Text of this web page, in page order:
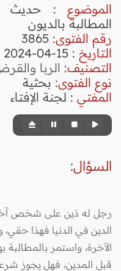
الموضوع : حديث
المطالبة بالديون
رقم الفتوى:
3865
التاريخ : 15-04-2024
التصنيف: الربا
نوع الفتوى: بحثية
المفتي : لجنة الإفتاء
السؤال:
رجل له دَين على شخص
الدين في الدنيا فهذا
الآخرة، واستمر
قبل المدين، فهل يجوز